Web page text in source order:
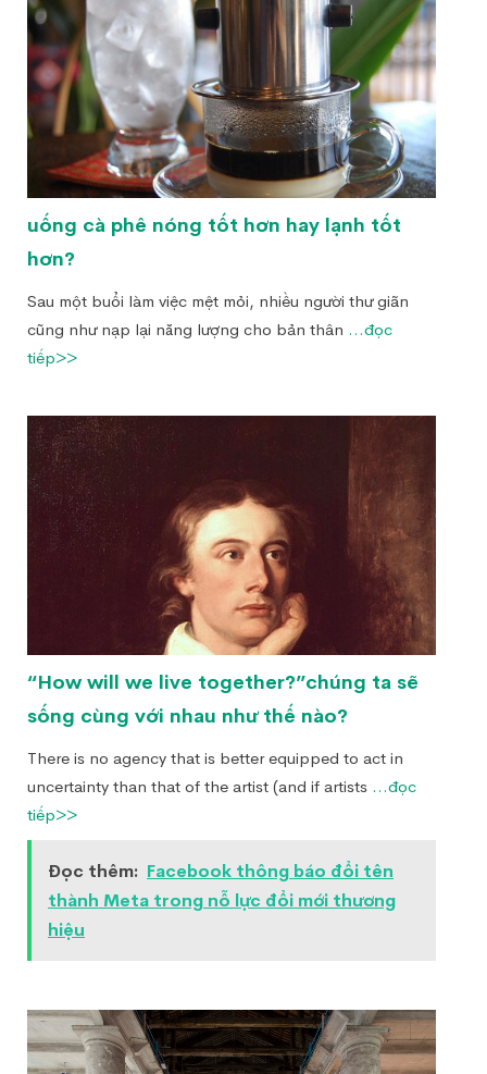
uống cà phê nóng tốt hơn hay lạnh tốt
hơn?
Sau một buổi làm việc mệt mỏi, nhiều người thư giãn
cũng như nạp lại năng lượng cho bản thân ...đọc
tiếp>>
“How will we live together?”chúng ta sẽ
sống cùng với nhau như thế nào?
There is no agency that is better equipped to act in
uncertainty than that of the artist (and if artists ...đọc
tiếp>>
Đọc thêm: Facebook thông báo đổi tên
thành Meta trong nỗ lực đổi mới thương
hiệu